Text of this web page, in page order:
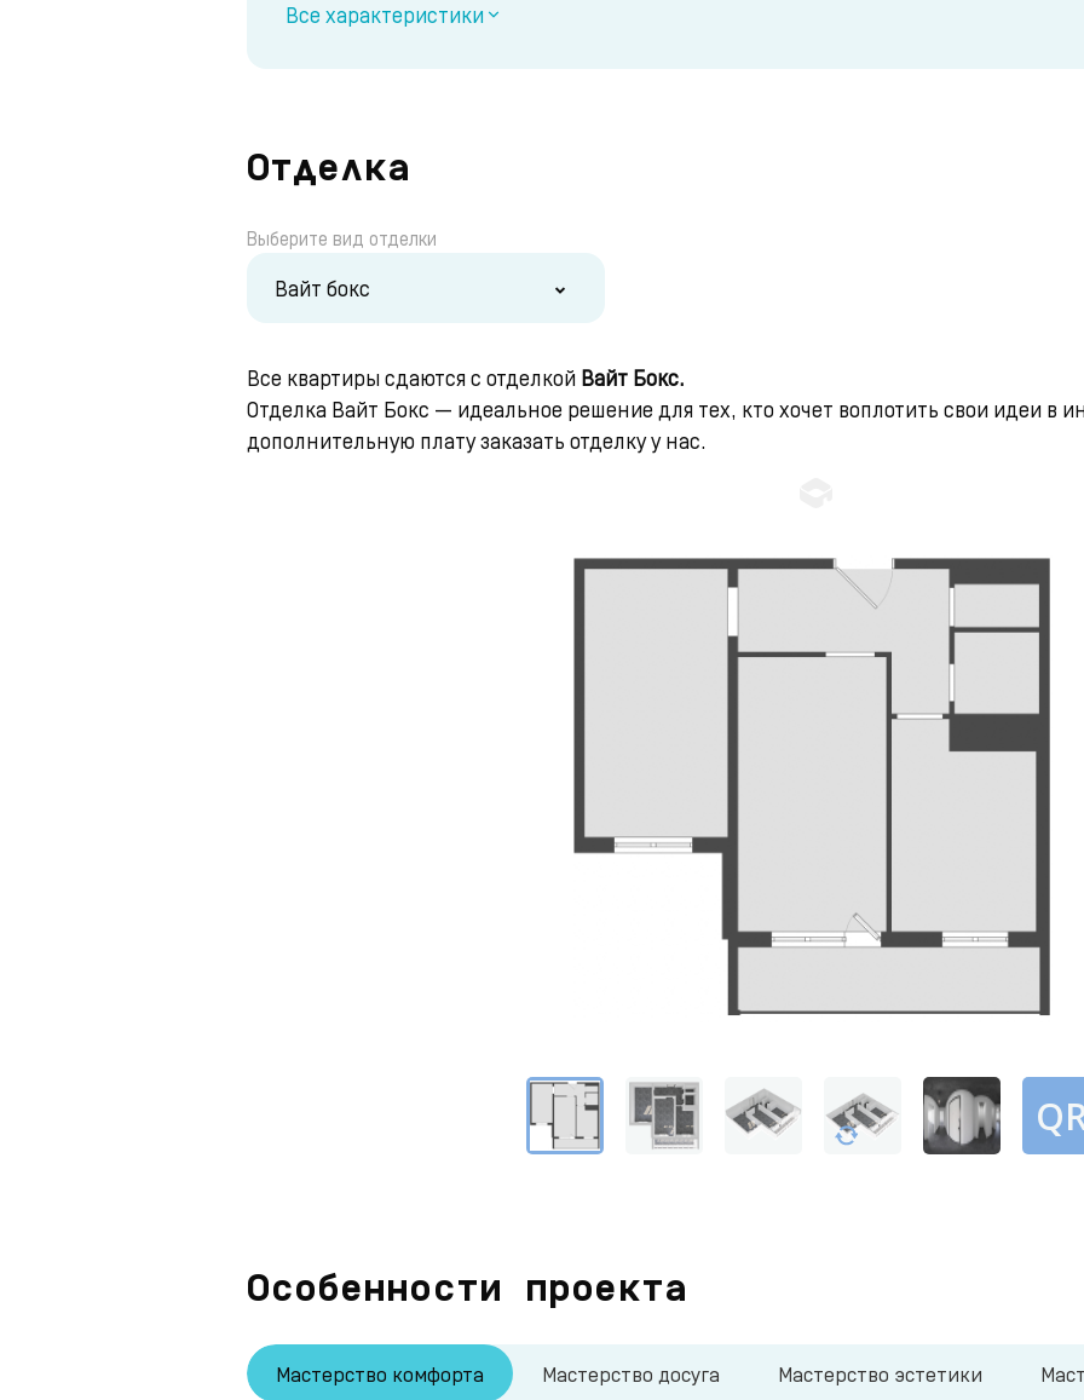
Все характеристики
Отделка
Выберите вид отделки
Вайт бокс
Все квартиры сдаются с отделкой Вайт Бокс.
Отделка Вайт Бокс — идеальное решение для тех, кто хочет воплотить свои идеи в
дополнительную плату заказать отделку у нас.
Особенности проекта
Мастерство комфорта Мастерство досуга Мастерство эстетики